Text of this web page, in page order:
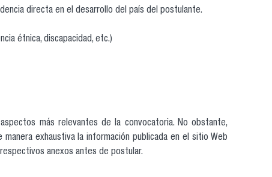
directa en el desarrollo del país del postulante.
étnica, discapacidad, etc.)
más relevantes de la convocatoria. No obstante,
exhaustiva la información publicada en el sitio Web
anexos antes de postular.